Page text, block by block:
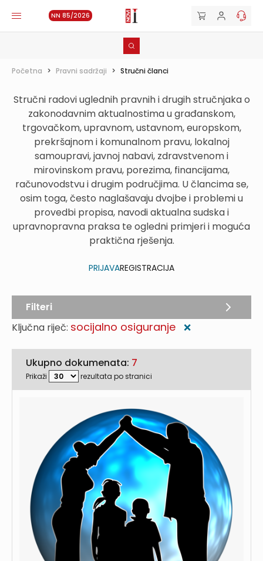
NN 85/2026
Početna > Pravni sadržaji > Stručni članci
Stručni radovi uglednih pravnih i drugih stručnjaka o
zakonodavnim aktualnostima u građanskom,
trgovačkom, upravnom, ustavnom, europskom,
prekršajnom i komunalnom pravu, lokalnoj
samoupravi, javnoj nabavi, zdravstvenom i
mirovinskom pravu, porezima, financijama,
računovodstvu i drugim područjima. U člancima se,
osim toga, često naglašavaju dvojbe i problemi u
provedbi propisa, navodi aktualna sudska i
upravnopravna praksa te ogledni primjeri i moguća
praktična rješenja.
PRIJAVAREGISTRACIJA
Ključna riječ: socijalno osiguranje ❌
Ukupno dokumenata: 7
Prikaži rezultata po stranici
Filteri